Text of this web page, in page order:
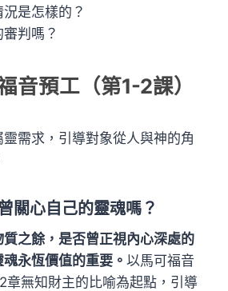
是怎樣的？
判嗎？
音預工（第1-2課）
需求，引導對象從人與神的角
關心自己的靈魂嗎？
之餘，是否曾正視內心深處的
永恆價值的重要。 以馬可福音
章無知財主的比喻為起點，引導